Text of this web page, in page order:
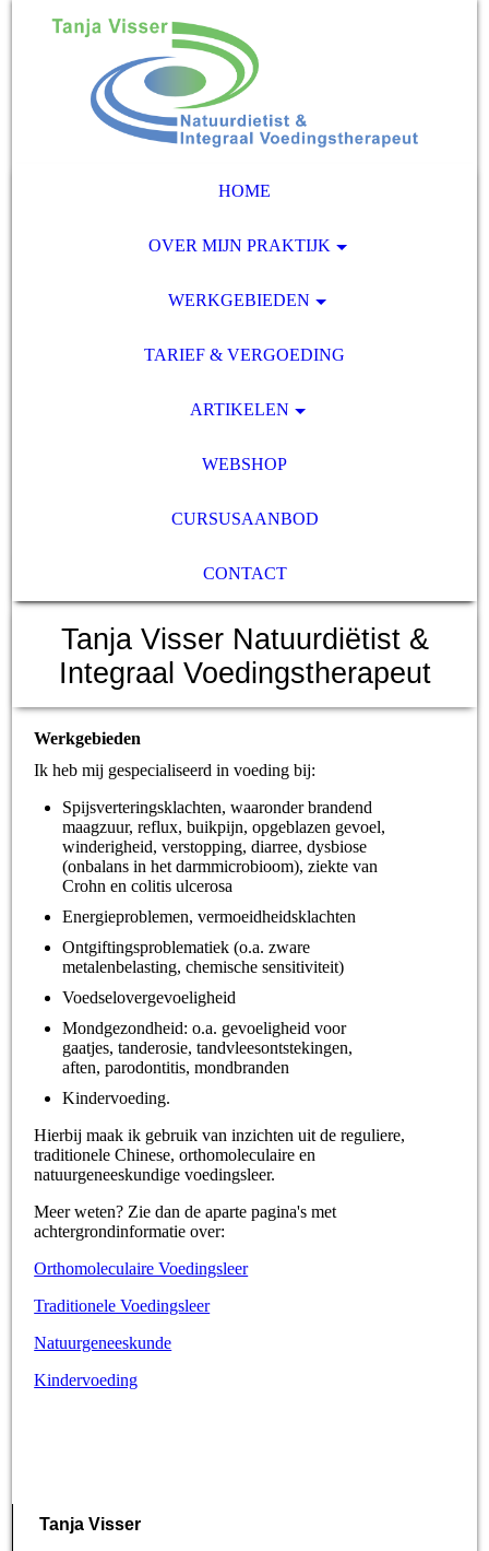
HOME
OVER MIJN PRAKTIJK
WERKGEBIEDEN
TARIEF & VERGOEDING
ARTIKELEN
WEBSHOP
CURSUSAANBOD
CONTACT
Tanja Visser Natuurdiëtist &
Integraal Voedingstherapeut
Werkgebieden
Ik heb mij gespecialiseerd in voeding bij:
Spijsverteringsklachten, waaronder brandend
maagzuur, reflux, buikpijn, opgeblazen gevoel,
winderigheid, verstopping, diarree, dysbiose
(onbalans in het darmmicrobioom), ziekte van
Crohn en colitis ulcerosa
Energieproblemen, vermoeidheidsklachten
Ontgiftingsproblematiek (o.a. zware
metalenbelasting, chemische sensitiviteit)
Voedselovergevoeligheid
Mondgezondheid: o.a. gevoeligheid voor
gaatjes, tanderosie, tandvleesontstekingen,
aften, parodontitis, mondbranden
Kindervoeding.
Hierbij maak ik gebruik van inzichten uit de reguliere,
traditionele Chinese, orthomoleculaire en
natuurgeneeskundige voedingsleer.
Meer weten? Zie dan de aparte pagina's met
achtergrondinformatie over:
Orthomoleculaire Voedingsleer
Traditionele Voedingsleer
Natuurgeneeskunde
Kindervoeding
Tanja Visser